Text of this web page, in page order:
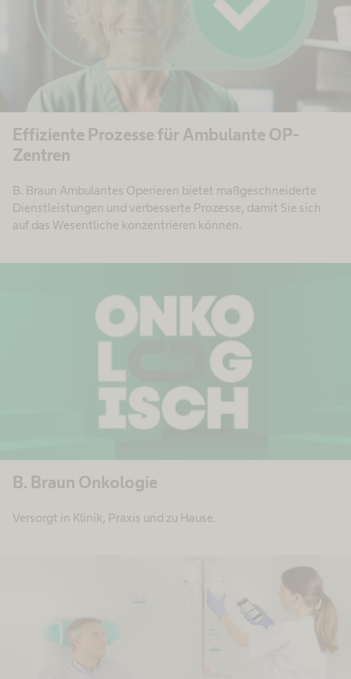
Effiziente Prozesse für Ambulante OP-
Zentren
B. Braun Ambulantes Operieren bietet maßgeschneiderte
Dienstleistungen und verbesserte Prozesse, damit Sie sich
auf das Wesentliche konzentrieren können.
B. Braun Onkologie
Versorgt in Klinik, Praxis und zu Hause.